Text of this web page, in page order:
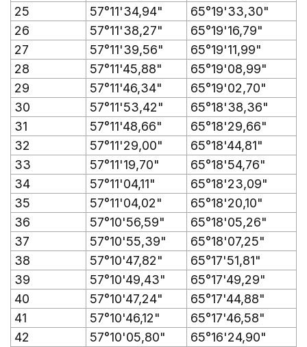
25
57°11'34,94"
65°19'33,30"
26
57°11'38,27"
65°19'16,79"
27
57°11'39,56"
65°19'11,99"
28
57°11'45,88"
65°19'08,99"
29
57°11'46,34"
65°19'02,70"
30
57°11'53,42"
65°18'38,36"
31
57°11'48,66"
65°18'29,66"
32
57°11'29,00"
65°18'44,81"
33
57°11'19,70"
65°18'54,76"
34
57°11'04,11"
65°18'23,09"
35
57°11'04,02"
65°18'20,10"
36
57°10'56,59"
65°18'05,26"
37
57°10'55,39"
65°18'07,25"
38
57°10'47,82"
65°17'51,81"
39
57°10'49,43"
65°17'49,29"
40
57°10'47,24"
65°17'44,88"
41
57°10'46,12"
65°17'46,58"
42
57°10'05,80" 65°16'24,90"